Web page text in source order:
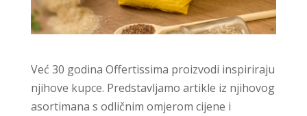
Već 30 godina Offertissima proizvodi inspiriraju
njihove kupce. Predstavljamo artikle iz njihovog
asortimana s odličnim omjerom cijene i